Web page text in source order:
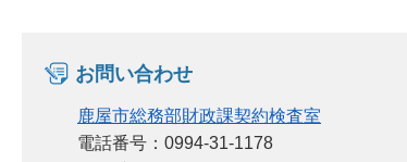
お問い合わせ
鹿屋市総務部財政課契約検査室
電話番号：0994-31-1178